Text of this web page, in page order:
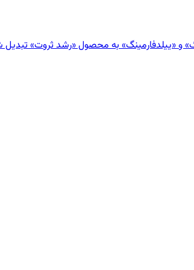
و «ییلدفارمینگ» به محصول «رشد ثروت»